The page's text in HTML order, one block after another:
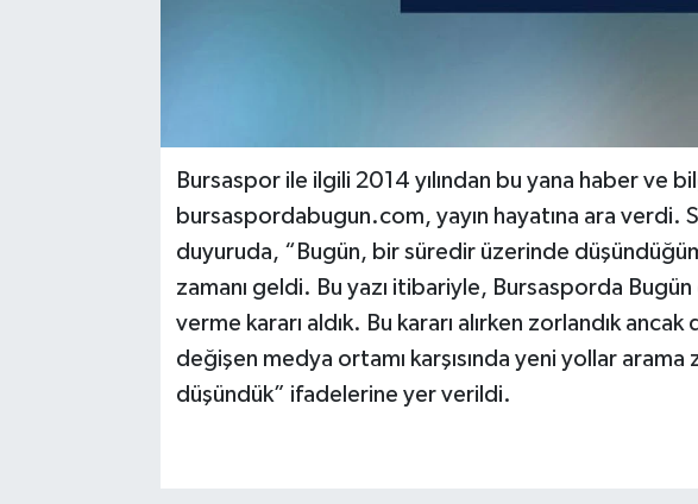
Bursaspor ile ilgili 2014 yılından bu yana haber ve
bursaspordabugun.com, yayın hayatına ara verdi.
duyuruda, “Bugün, bir süredir üzerinde
zamanı geldi. Bu yazı itibariyle, Bursasporda Bugün
verme kararı aldık. Bu kararı alırken zorlandık
değişen medya ortamı karşısında yeni yollar arama
düşündük” ifadelerine yer verildi.